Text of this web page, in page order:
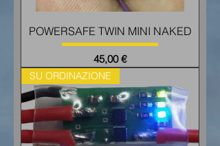
POWERSAFE TWIN MINI NAKED
Price
45,00 €
SU ORDINAZIONE